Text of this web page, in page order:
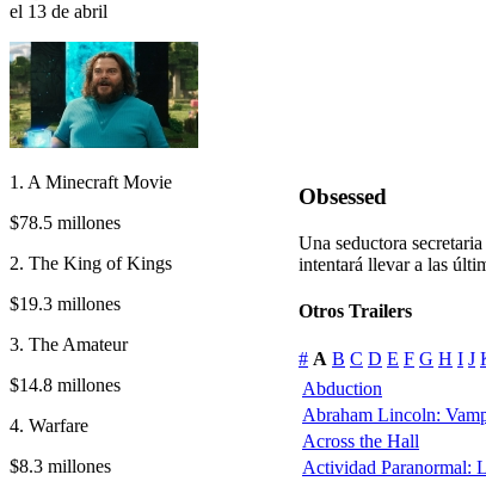
el 13 de abril
1. A Minecraft Movie
$78.5 millones
2. The King of Kings
$19.3 millones
3. The Amateur
$14.8 millones
4. Warfare
$8.3 millones
Obsessed
Una seductora
intentará llevar a las
Otros Trailers
# A B C D E F G H I J
Abduction
Abraham Lincoln:
Across the Hall
Actividad Paranormal: